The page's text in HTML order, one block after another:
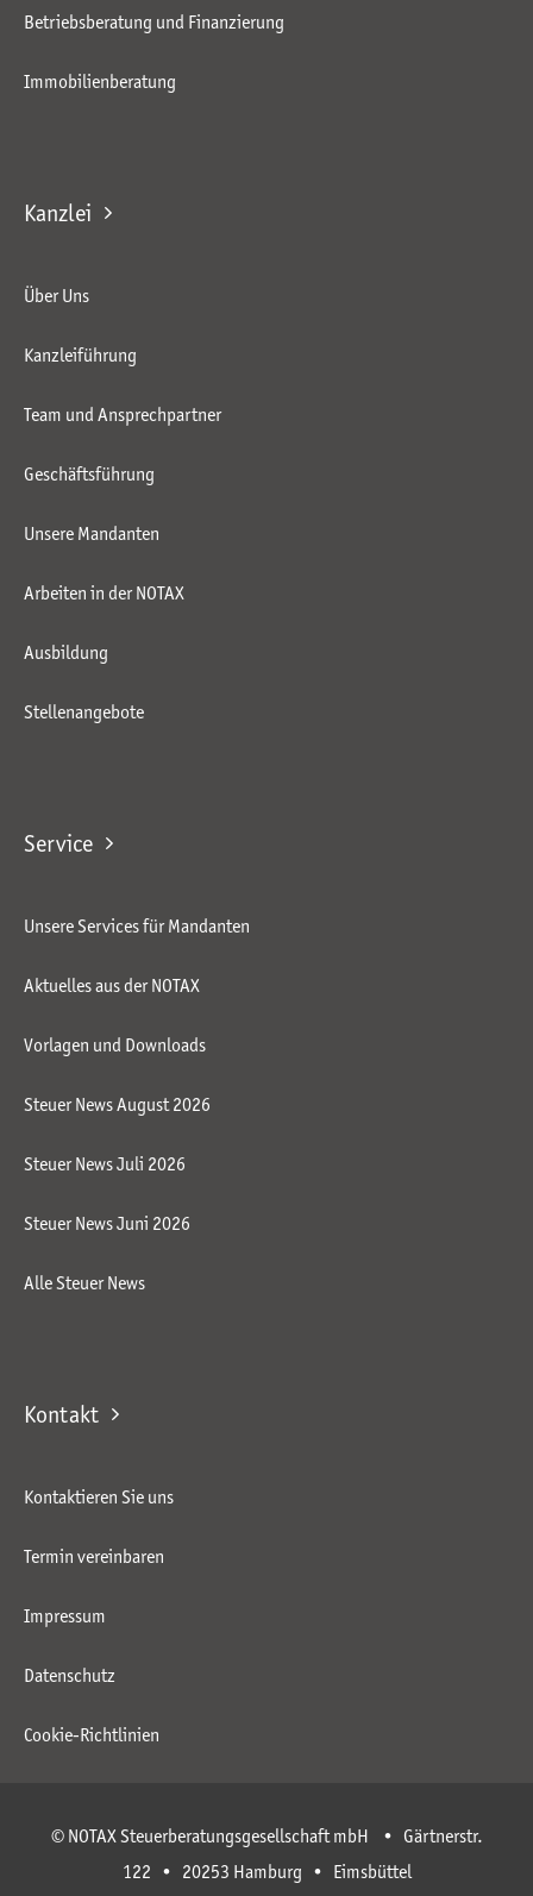
Betriebsberatung und Finanzierung
Immobilienberatung
Kanzlei
Über Uns
Kanzleiführung
Team und Ansprechpartner
Geschäftsführung
Unsere Mandanten
Arbeiten in der NOTAX
Ausbildung
Stellenangebote
Service
Unsere Services für Mandanten
Aktuelles aus der NOTAX
Vorlagen und Downloads
Steuer News August 2026
Steuer News Juli 2026
Steuer News Juni 2026
Alle Steuer News
Kontakt
Kontaktieren Sie uns
Termin vereinbaren
Impressum
Datenschutz
Cookie-Richtlinien
© NOTAX Steuerberatungsgesellschaft mbH • Gärtnerstr.
122 • 20253 Hamburg • Eimsbüttel